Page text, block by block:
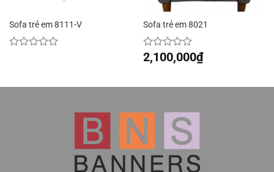
Sofa trẻ em 8111-V
0
Sofa trẻ em 8021
Được
xếp
0
2,100,000₫